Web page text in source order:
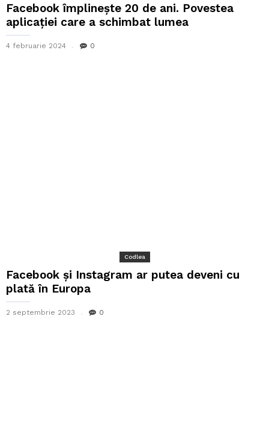
Facebook împlineşte 20 de ani. Povestea
aplicaţiei care a schimbat lumea
4 februarie 2024 0
Codlea
Facebook și Instagram ar putea deveni cu
plată în Europa
2 septembrie 2023 0